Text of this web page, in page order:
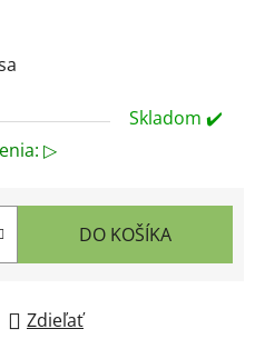
Skladom ✔️
▷
DO KOŠÍKA
Zdieľať